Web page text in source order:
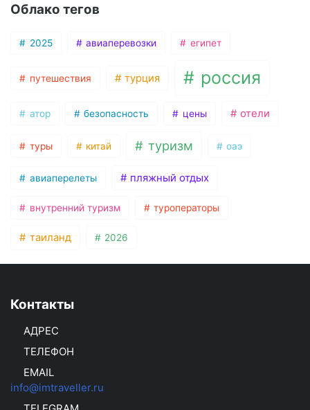
Облако тегов
2025 авиаперевозки египет
путешествия турция россия
атор безопасность цены отели
туры китай туризм оаэ
авиаперелеты пляжный отдых
внутренний туризм туроператоры
таиланд 2026
Контакты
АДРЕС
ТЕЛЕФОН
EMAIL
info@imtraveller.ru